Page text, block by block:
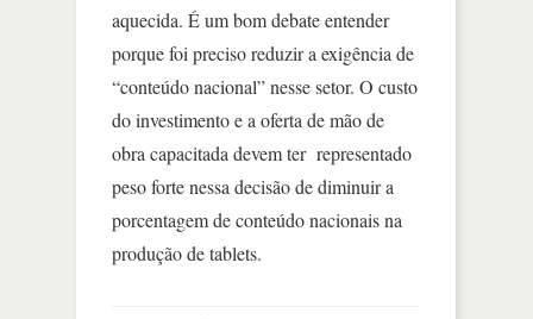
aquecida. É um bom debate entender
porque foi preciso reduzir a exigência de
“conteúdo nacional” nesse setor. O custo
do investimento e a oferta de mão de
obra capacitada devem ter representado
peso forte nessa decisão de diminuir a
porcentagem de conteúdo nacionais na
produção de tablets.